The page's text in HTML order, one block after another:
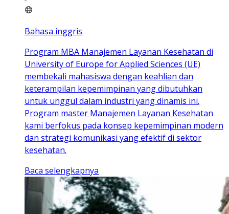
Bahasa inggris
Program MBA Manajemen Layanan Kesehatan di
University of Europe for Applied Sciences (UE)
membekali mahasiswa dengan keahlian dan
keterampilan kepemimpinan yang dibutuhkan
untuk unggul dalam industri yang dinamis ini.
Program master Manajemen Layanan Kesehatan
kami berfokus pada konsep kepemimpinan modern
dan strategi komunikasi yang efektif di sektor
kesehatan.
Baca selengkapnya